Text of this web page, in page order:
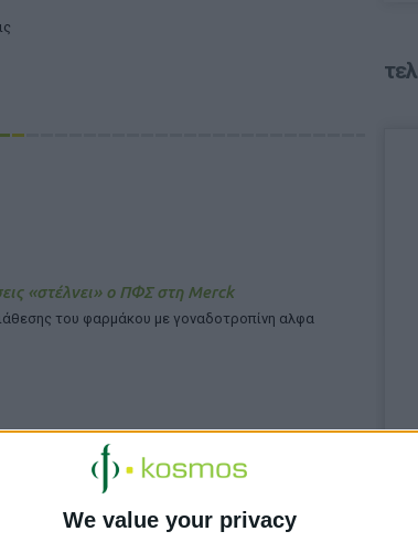
We value your privacy
«στέλνει» ο ΠΦΣ στη Merck
του φαρμάκου με γοναδοτροπίνη αλφα
Ρεθύμνου: Σχεδιάζουν κοινές δράσεις με
ορθή διαχείριση των οικιακών φαρμάκων